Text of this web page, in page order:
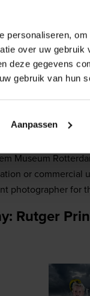
personaliseren,
over uw
deze gegevens
gebruik van hun
Aanpassen
communications
Museum
or commercial
photographer for
Rutger